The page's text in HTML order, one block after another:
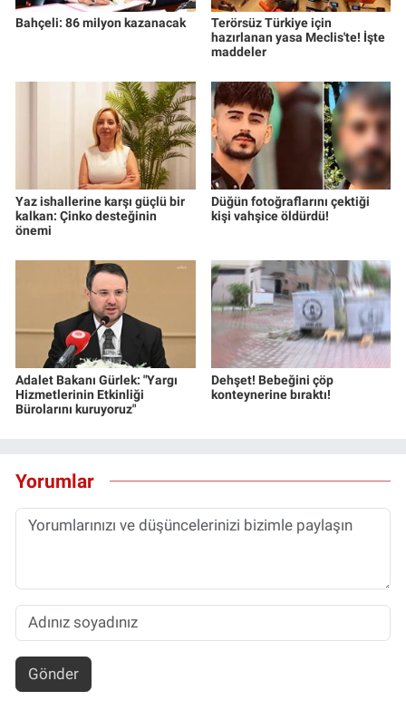
Bahçeli: 86 milyon kazanacak
Terörsüz Türkiye için
hazırlanan yasa Meclis'te! İşte
maddeler
Yaz ishallerine karşı güçlü bir
kalkan: Çinko desteğinin
önemi
Düğün fotoğraflarını çektiği
kişi vahşice öldürdü!
Adalet Bakanı Gürlek: "Yargı
Hizmetlerinin Etkinliği
Bürolarını kuruyoruz"
Dehşet! Bebeğini çöp
konteynerine bıraktı!
Yorumlar
Gönder